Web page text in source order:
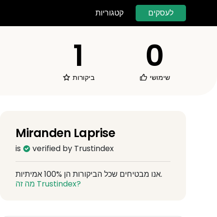
קטגוריות לעסקים
1
ביקורות
0
שימושי
Miranden Laprise
is verified by Trustindex
אנו מבטיחים שכל הביקורות הן 100% אמיתיות.
מה זה Trustindex?